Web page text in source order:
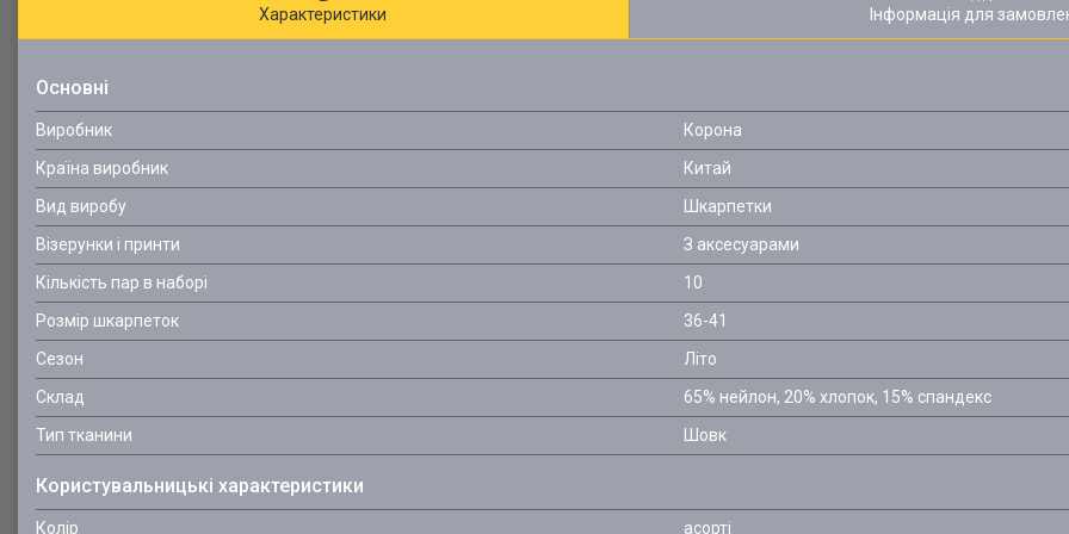
Характеристики Інформація для
Основні
Виробник
Корона
Країна виробник
Китай
Вид виробу
Шкарпетки
Візерунки і принти
З аксесуарами
Кількість пар в наборі
10
Розмір шкарпеток
36-41
Сезон
Літо
Склад
65% нейлон, 20% хлопок, 15% спандекс
Тип тканини
Шовк
Користувальницькі характеристики
Колір асорті